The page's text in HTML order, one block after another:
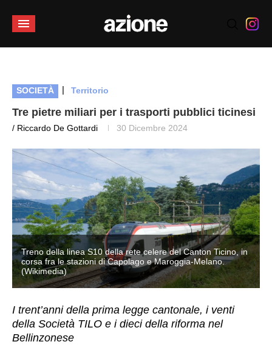
SOCIETÀ | Territorio
Tre pietre miliari per i trasporti pubblici ticinesi
/ Riccardo De Gottardi 30 Dicembre 2024
Treno della linea S10 della rete celere del Canton Ticino, in
corsa fra le stazioni di Capolago e Maroggia-Melano.
(Wikimedia)
I trent’anni della prima legge cantonale, i venti
della Società TILO e i dieci della riforma nel
Bellinzonese